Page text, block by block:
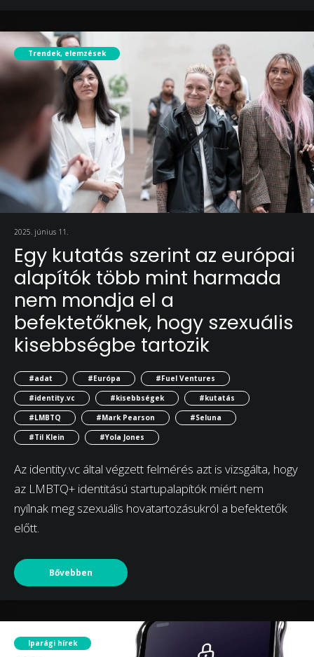
Trendek, elemzések
2025. június 11.
Egy kutatás szerint az európai
alapítók több mint harmada
nem mondja el a
befektetőknek, hogy szexuális
kisebbségbe tartozik
#adat #Európa
#Fuel Ventures
#identity.vc
#kisebbségek
#kutatás
#LMBTQ
#Mark Pearson
#Seluna
#Til Klein
#Yola Jones
Az identity.vc által végzett felmérés azt is vizsgálta, hogy
az LMBTQ+ identitású startupalapítók miért nem
nyílnak meg szexuális hovatartozásukról a befektetők
előtt.
Bővebben
Iparági hírek